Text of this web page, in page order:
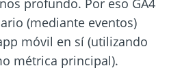
profundo. Por eso GA4
(mediante eventos)
móvil en sí (utilizando
métrica principal).